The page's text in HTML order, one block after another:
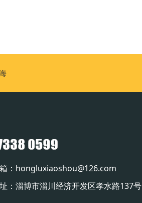
：hongluxiaoshou@126.com
淄博市淄川经济开发区孝水路137号